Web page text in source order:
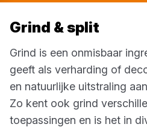
Grind & split
Grind is een onmisbaar
geeft als verharding of
en natuurlijke uitstraling
Zo kent ook grind
toepassingen en is het in